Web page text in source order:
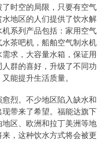
时空的局限，只要有空气
地区的人们提供了饮水解
系列产品包括：家用空气
茶吧机，船舶空气制水机
求，大容量水箱，保证用
群的喜好，升级了不同功
能提升生活质量。
烈。不少地区陷入缺水和
带来了希望。福能达旗下
区、欧洲和拉丁美洲等地
，这种饮水方式将会被更